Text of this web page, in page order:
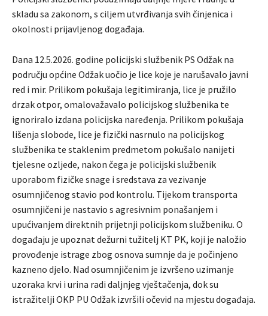
skladu sa zakonom, s ciljem utvrđivanja svih činjenica i
okolnosti prijavljenog događaja.
Dana 12.5.2026. godine policijski službenik PS Odžak na
području općine Odžak uočio je lice koje je narušavalo javni
red i mir. Prilikom pokušaja legitimiranja, lice je pružilo
drzak otpor, omalovažavalo policijskog službenika te
ignoriralo izdana policijska naređenja. Prilikom pokušaja
lišenja slobode, lice je fizički nasrnulo na policijskog
službenika te staklenim predmetom pokušalo nanijeti
tjelesne ozljede, nakon čega je policijski službenik
uporabom fizičke snage i sredstava za vezivanje
osumnjičenog stavio pod kontrolu. Tijekom transporta
osumnjičeni je nastavio s agresivnim ponašanjem i
upućivanjem direktnih prijetnji policijskom službeniku. O
događaju je upoznat dežurni tužitelj KT PK, koji je naložio
provođenje istrage zbog osnova sumnje da je počinjeno
kazneno djelo. Nad osumnjičenim je izvršeno uzimanje
uzoraka krvi i urina radi daljnjeg vještačenja, dok su
istražitelji OKP PU Odžak izvršili očevid na mjestu događaja.